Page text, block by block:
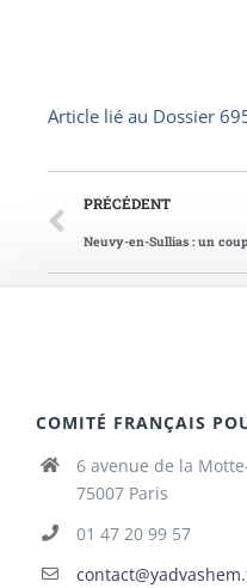
Article lié au Dossier
PRÉCÉDENT
COMITÉ FRANÇAIS
6 avenue de la
75007 Paris
01 47 20 99 57